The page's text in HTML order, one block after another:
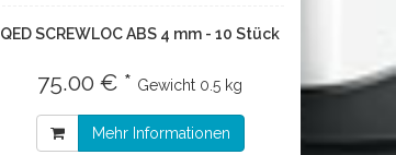
QED SCREWLOC ABS 4 mm - 10 Stück
75.00 € * Gewicht 0.5 kg
Mehr Informationen